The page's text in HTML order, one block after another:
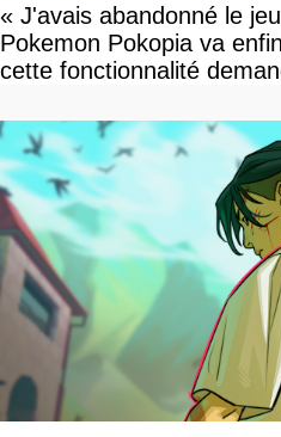
« J'avais abandonné le
Pokemon Pokopia va
cette fonctionnalité